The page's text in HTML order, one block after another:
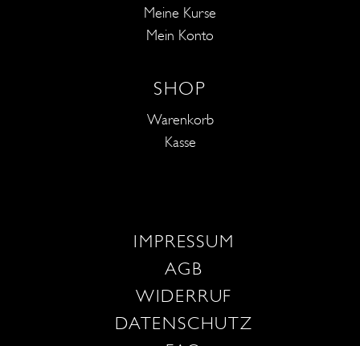
Meine Kurse
Mein Konto
SHOP
Warenkorb
Kasse
IMPRESSUM
AGB
WIDERRUF
DATENSCHUTZ